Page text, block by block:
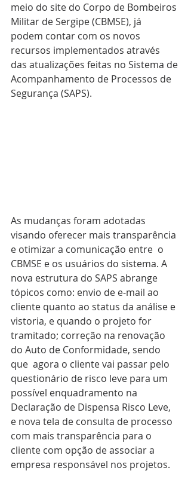
meio do site do Corpo de Bombeiros
Militar de Sergipe (CBMSE), já
podem contar com os novos
recursos implementados através
das atualizações feitas no Sistema de
Acompanhamento de Processos de
Segurança (SAPS).
As mudanças foram adotadas
visando oferecer mais transparência
e otimizar a comunicação entre  o
CBMSE e os usuários do sistema. A
nova estrutura do SAPS abrange
tópicos como: envio de e-mail ao
cliente quanto ao status da análise e
vistoria, e quando o projeto for
tramitado; correção na renovação
do Auto de Conformidade, sendo
que  agora o cliente vai passar pelo
questionário de risco leve para um
possível enquadramento na
Declaração de Dispensa Risco Leve,
e nova tela de consulta de processo
com mais transparência para o
cliente com opção de associar a
empresa responsável nos projetos.